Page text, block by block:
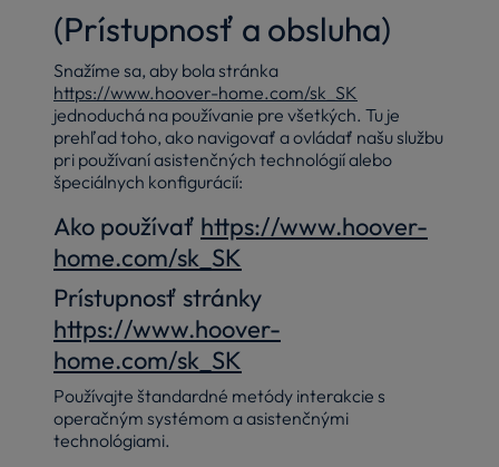
(Prístupnosť a obsluha)
Snažíme sa, aby bola stránka
https://www.hoover-home.com/sk_SK
jednoduchá na používanie pre všetkých. Tu je
prehľad toho, ako navigovať a ovládať našu službu
pri používaní asistenčných technológií alebo
špeciálnych konfigurácií:
Ako používať https://www.hoover-
home.com/sk_SK
Prístupnosť stránky
https://www.hoover-
home.com/sk_SK
Používajte štandardné metódy interakcie s
operačným systémom a asistenčnými
technológiami.